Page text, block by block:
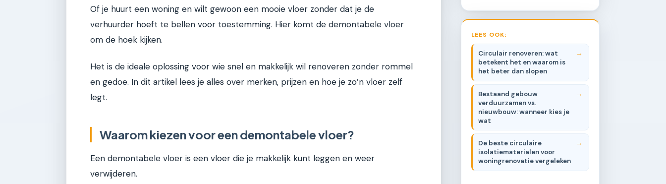
Of je huurt een woning en wilt gewoon een mooie vloer zonder dat je de
verhuurder hoeft te bellen voor toestemming. Hier komt de demontabele vloer
om de hoek kijken.
Het is de ideale oplossing voor wie snel en makkelijk wil renoveren zonder rommel
en gedoe. In dit artikel lees je alles over merken, prijzen en hoe je zo’n vloer zelf
legt.
Waarom kiezen voor een demontabele vloer?
Een demontabele vloer is een vloer die je makkelijk kunt leggen en weer
verwijderen.
LEES OOK:
Circulair renoveren: wat
betekent het en waarom is
het beter dan slopen
Bestaand gebouw
verduurzamen vs.
nieuwbouw: wanneer kies je
wat
De beste circulaire
isolatiematerialen voor
woningrenovatie vergeleken